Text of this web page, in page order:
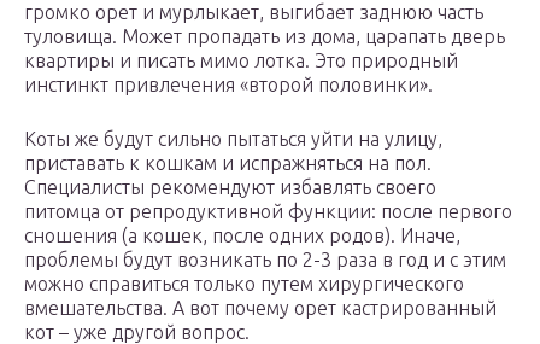
громко орет и мурлыкает, выгибает заднюю часть
туловища. Может пропадать из дома, царапать дверь
квартиры и писать мимо лотка. Это природный
инстинкт привлечения «второй половинки».
Коты же будут сильно пытаться уйти на улицу,
приставать к кошкам и испражняться на пол.
Специалисты рекомендуют избавлять своего
питомца от репродуктивной функции: после первого
сношения (а кошек, после одних родов). Иначе,
проблемы будут возникать по 2-3 раза в год и с этим
можно справиться только путем хирургического
вмешательства. А вот почему орет кастрированный
кот – уже другой вопрос.